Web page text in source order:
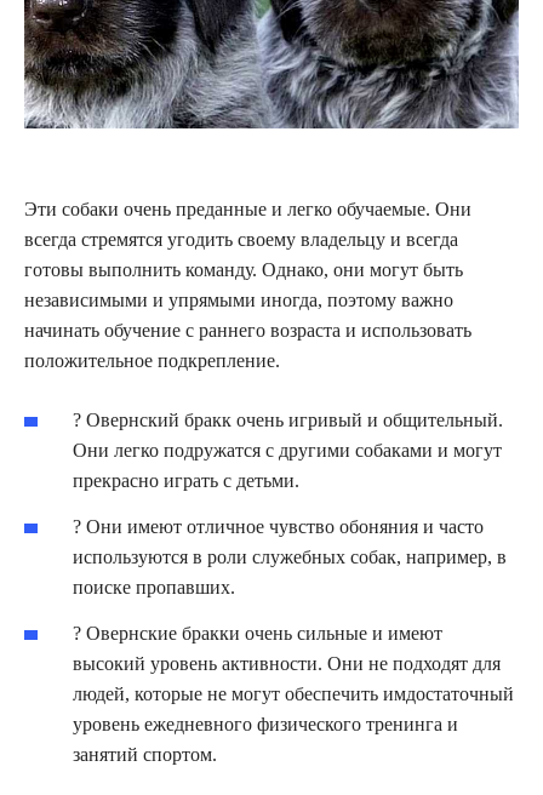
Эти собаки очень преданные и легко обучаемые. Они
всегда стремятся угодить своему владельцу и всегда
готовы выполнить команду. Однако, они могут быть
независимыми и упрямыми иногда, поэтому важно
начинать обучение с раннего возраста и использовать
положительное подкрепление.
? Овернский бракк очень игривый и общительный.
Они легко подружатся с другими собаками и могут
прекрасно играть с детьми.
? Они имеют отличное чувство обоняния и часто
используются в роли служебных собак, например, в
поиске пропавших.
? Овернские бракки очень сильные и имеют
высокий уровень активности. Они не подходят для
людей, которые не могут обеспечить имдостаточный
уровень ежедневного физического тренинга и
занятий спортом.